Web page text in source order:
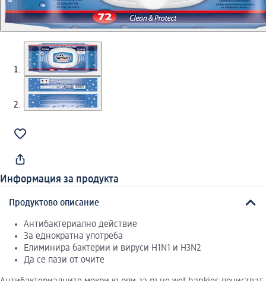
Информация за продукта
Продуктово описание
Антибактериално действие
За еднократна употреба
Елиминира бактерии и вируси H1N1 и H3N2
Да се пази от очите